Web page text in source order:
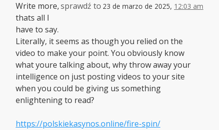
sprawdź to 23 de marzo de 2025, 12:03 am
Write more,
thats all I
have to say.
Literally, it seems as though you relied on the
video to make your point. You obviously know
what youre talking about, why throw away your
intelligence on just posting videos to your site
when you could be giving us something
enlightening to read?
https://polskiekasynos.online/fire-spin/